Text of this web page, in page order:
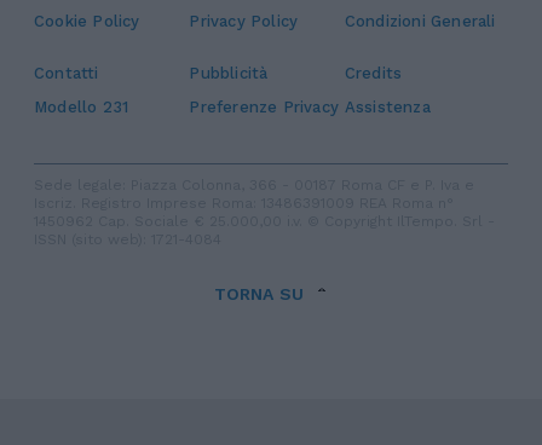
Cookie Policy Privacy Policy Condizioni Generali
Contatti Pubblicità
Credits
Modello 231
Preferenze Privacy Assistenza
TORNA SU